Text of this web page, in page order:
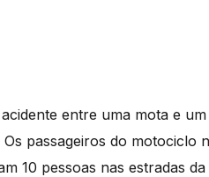
entre uma mota e
passageiros do
10 pessoas nas estradas da